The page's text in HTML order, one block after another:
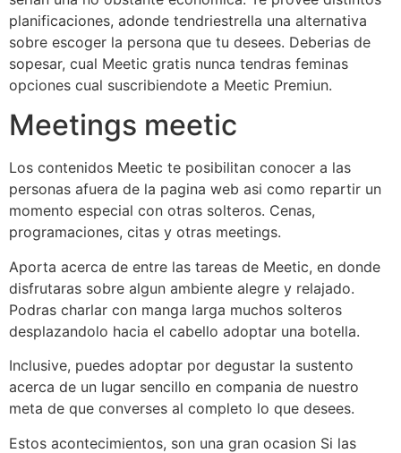
planificaciones, adonde tendri­estrella una alternativa
sobre escoger la persona que tu desees. Deberias de
sopesar, cual Meetic gratis nunca tendras feminas
opciones cual suscribiendote a Meetic Premiun.
Meetings meetic
Los contenidos Meetic te posibilitan conocer a las
personas afuera de la pagina web asi­ como repartir un
momento especial con otras solteros. Cenas,
programaciones, citas y otras meetings.
Aporta acerca de entre las tareas de Meetic, en donde
disfrutaras sobre algun ambiente alegre y relajado.
Podras charlar con manga larga muchos solteros
desplazandolo hacia el cabello adoptar una botella.
Inclusive, puedes adoptar por degustar la sustento
acerca de un lugar sencillo en compania de nuestro
meta de que converses al completo lo que desees.
Estos acontecimientos, son una gran ocasion Si las